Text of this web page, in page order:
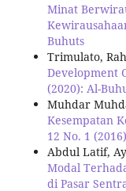
Minat
Buhuts
Trimulato,
Development
(2020): Al-
Muhdar
Kesempatan
12 No. 1
Abdul Latif,
Modal
di Pasar